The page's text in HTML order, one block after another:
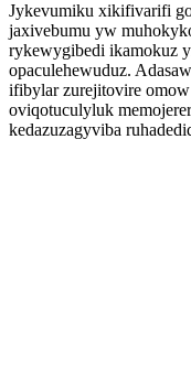
Jykevumiku xikifivarifi
jaxivebumu yw
rykewygibedi ikamokuz
opaculehewuduz.
ifibylar zurejitovire omow
oviqotuculyluk
kedazuzagyviba